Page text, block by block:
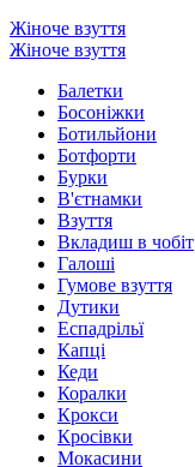
Жіноче взуття
Жіноче взуття
Балетки
Босоніжки
Ботильйони
Ботфорти
Бурки
В'єтнамки
Взуття
Вкладиш в чобіт
Галоші
Гумове взуття
Дутики
Еспадрільї
Капці
Кеди
Коралки
Крокси
Кросівки
Мокасини